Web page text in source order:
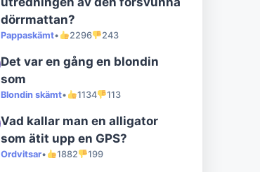
dörrmattan?
Pappaskämt• 2296 243
Det var en gång en blondin
som
Blondin skämt• 1134 113
Vad kallar man en alligator
som ätit upp en GPS?
Ordvitsar• 1882 199